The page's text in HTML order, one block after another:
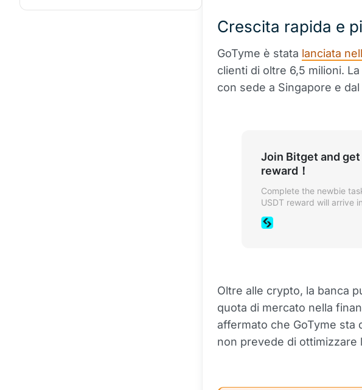
Crescita rapida e
GoTyme è stata lanciata
clienti di oltre 6,5 milioni.
con sede a Singapore e
Join Bitget and get
reward！
Complete the newbie
USDT reward will arrive
rewards.
Oltre alle crypto, la banca
quota di mercato nella
affermato che GoTyme sta
non prevede di ottimizzare